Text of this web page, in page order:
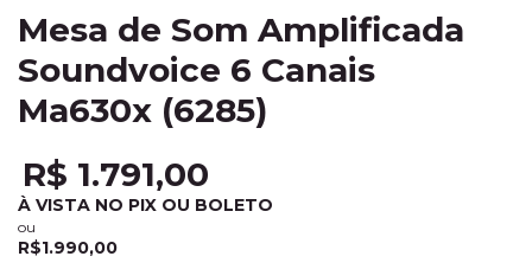
Mesa de Som Amplificada
Soundvoice 6 Canais
Ma630x (6285)
R$ 1.791,00
À VISTA NO PIX OU BOLETO
ou
R$1.990,00